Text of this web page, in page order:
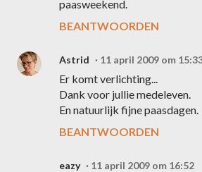
paasweekend.
BEANTWOORDEN
Astrid 11 april 2009 om
Er komt verlichting...
Dank voor jullie medeleven.
En natuurlijk fijne paasdagen.
BEANTWOORDEN
eazy 11 april 2009 om 16:52